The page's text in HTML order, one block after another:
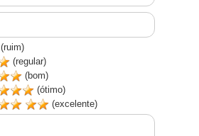
(ruim)
(regular)
(bom)
(ótimo)
(excelente)